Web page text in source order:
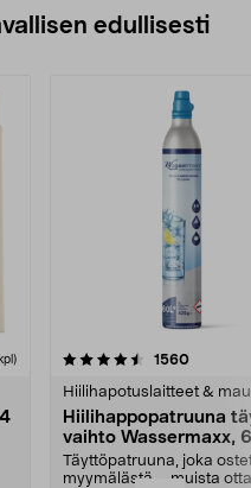
edullisesti
1560
Hiilihapotuslaitteet &
Hiilihappopatruuna
vaihto Wassermaxx,
Täyttöpatruuna, joka
myymälästä – muista
4.5viidestä